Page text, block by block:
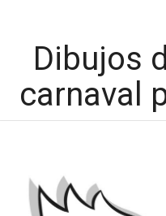
Dibujos
carnaval